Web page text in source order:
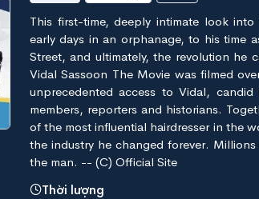
This first-time, deeply intimate look
early days in an orphanage, to his time
Street, and ultimately, the revolution he
Vidal Sassoon The Movie was filmed
unprecedented access to Vidal,
members, reporters and historians.
of the most influential hairdresser in the
the industry he changed forever.
the man. -- (C) Official Site
Thời lượng